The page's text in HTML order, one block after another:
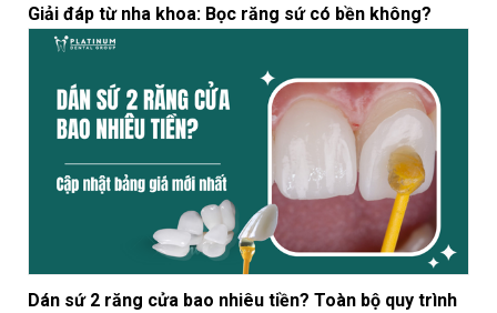
Giải đáp từ nha khoa: Bọc răng sứ có bền không?
Dán sứ 2 răng cửa bao nhiêu tiền? Toàn bộ quy trình